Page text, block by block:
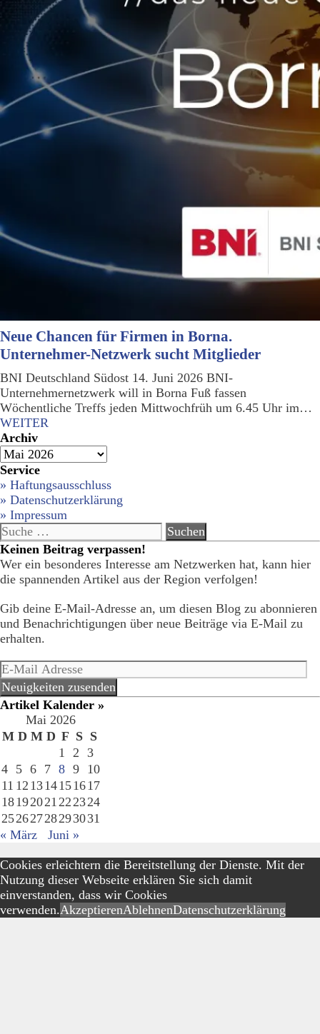
Neue Chancen für Firmen in Borna.
Unternehmer-Netzwerk sucht Mitglieder
BNI Deutschland Südost 14. Juni 2026 BNI-
Unternehmernetzwerk will in Borna Fuß fassen
Wöchentliche Treffs jeden Mittwochfrüh um 6.45 Uhr im…
WEITER
Archiv
Archiv
Service
» Haftungsausschluss
» Datenschutzerklärung
» Impressum
Suche
nach:
Keinen Beitrag verpassen!
Wer ein besonderes Interesse am Netzwerken hat, kann hier
die spannenden Artikel aus der Region verfolgen!
Gib deine E-Mail-Adresse an, um diesen Blog zu abonnieren
und Benachrichtigungen über neue Beiträge via E-Mail zu
erhalten.
E-
Mail
Adresse
Neuigkeiten zusenden
Artikel Kalender »
Mai 2026
M D M D F S S
1 2 3
4 5 6 7 8 9 10
11 12 1314151617
18192021222324
25262728293031
« März
Juni »
Cookies erleichtern die Bereitstellung der Dienste. Mit der
Nutzung dieser Webseite erklären Sie sich damit
einverstanden, dass wir Cookies
verwenden.AkzeptierenAblehnenDatenschutzerklärung